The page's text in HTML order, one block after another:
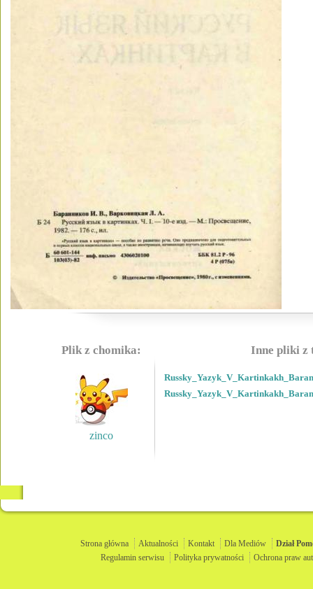
Plik z chomika:
zinco
Inne pliki z
Strona główna Aktualności Kontakt Dla Mediów Dział
Regulamin serwisu
Polityka prywatności Ochrona praw